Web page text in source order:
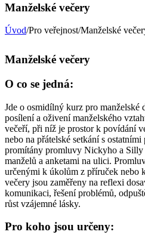
Manželské večery
Úvod/Pro veřejnost/Manželské
Manželské večery
O co se jedná:
Jde o osmidílný kurz pro manželské
posílení a oživení manželského
večeří, při níž je prostor k povídání
nebo na přátelské setkání s
promítány promluvy Nickyho a
manželů a anketami na ulici.
určenými k úkolům z příruček nebo
večery jsou zaměřeny na reflexi
komunikaci, řešení problémů,
růst vzájemné lásky.
Pro koho jsou určeny: